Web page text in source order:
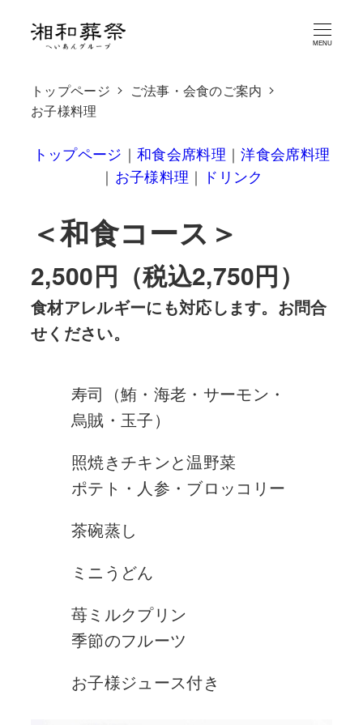
MENU
トップページ
ご法事・会食のご案内
お子様料理
トップページ ｜和食会席料理 ｜洋食会席料理
｜ お子様料理 ｜ ドリンク
＜和食コース＞
2,500円（税込2,750円）
食材アレルギーにも対応します。お問合
せください。
寿司（鮪・海老・サーモン・
烏賊・玉子）
照焼きチキンと温野菜
ポテト・人参・ブロッコリー
茶碗蒸し
ミニうどん
苺ミルクプリン
季節のフルーツ
お子様ジュース付き